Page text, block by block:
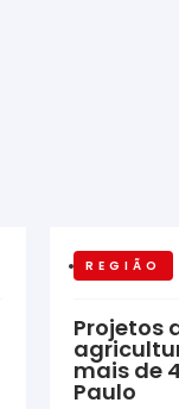
REGIÃO
Projetos
mais de
Paulo